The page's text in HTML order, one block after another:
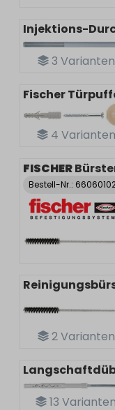
3 Varianten
Injektions-
4 Varianten
Fischer
FISCHER
Bestell-Nr.:
2Varianten
13 Varianten